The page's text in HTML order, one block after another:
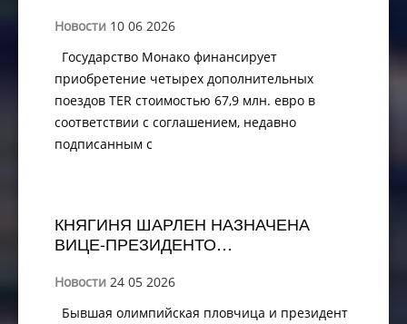
Новости 10 06 2026
Государство Монако финансирует
приобретение четырех дополнительных
поездов TER стоимостью 67,9 млн. евро в
соответствии с соглашением, недавно
подписанным с
КНЯГИНЯ ШАРЛЕН НАЗНАЧЕНА
ВИЦЕ-ПРЕЗИДЕНТО…
Новости 24 05 2026
Бывшая олимпийская пловчица и президент